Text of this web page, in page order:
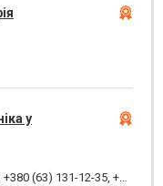
у
+380 (63) 131-12-35, +380 (99) 551-00-32